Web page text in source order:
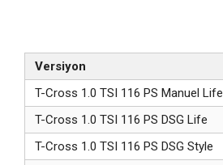
Versiyon
T-Cross 1.0 TSI 116 PS Manuel Life
T-Cross 1.0 TSI 116 PS DSG Life
T-Cross 1.0 TSI 116 PS DSG Style